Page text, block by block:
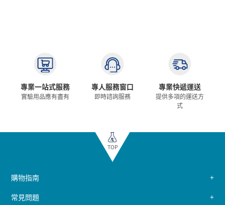
專業一站式服務
實驗用品應有盡有
專人服務窗口
即時諮詢服務
專業快遞運送
提供多項的運送方
式
TOP
購物指南
常見問題